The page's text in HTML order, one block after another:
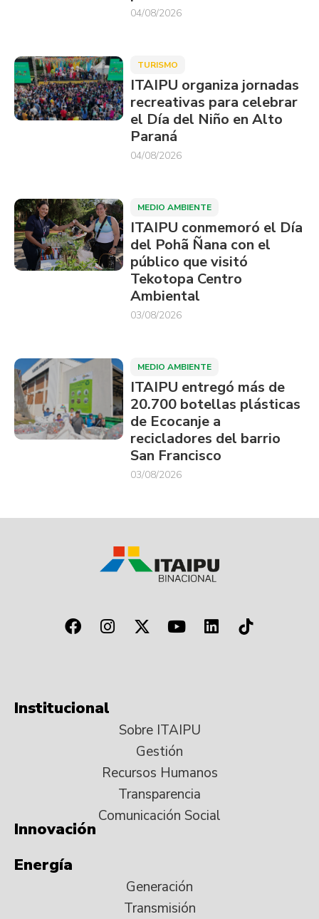
04/08/2026
TURISMO
ITAIPU organiza jornadas
recreativas para celebrar
el Día del Niño en Alto
Paraná
04/08/2026
MEDIO AMBIENTE
ITAIPU conmemoró el Día
del Pohã Ñana con el
público que visitó
Tekotopa Centro
Ambiental
03/08/2026
MEDIO AMBIENTE
ITAIPU entregó más de
20.700 botellas plásticas
de Ecocanje a
recicladores del barrio
San Francisco
03/08/2026
Institucional
Sobre ITAIPU
Gestión
Recursos Humanos
Transparencia
Comunicación Social
Innovación
Energía
Generación
Transmisión